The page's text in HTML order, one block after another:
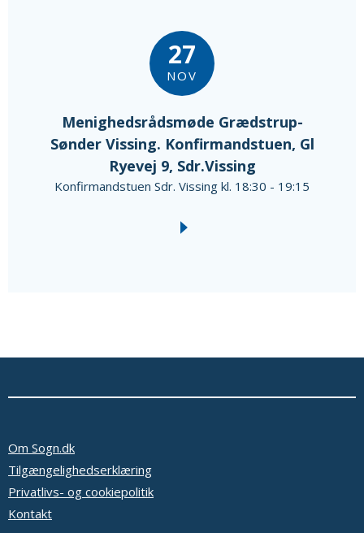
27
NOV
Menighedsrådsmøde Grædstrup-
Sønder Vissing. Konfirmandstuen, Gl
Ryevej 9, Sdr.Vissing
Konfirmandstuen Sdr. Vissing kl. 18:30 - 19:15
Om Sogn.dk
Tilgængelighedserklæring
Privatlivs- og cookiepolitik
Kontakt